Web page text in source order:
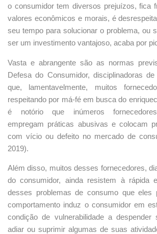
o consumidor tem diversos prejuízos, fica
valores econômicos e morais, é
seu tempo para solucionar o problema, ou
ser um investimento vantajoso, acaba por
Vasta e abrangente são as normas
Defesa do Consumidor, disciplinadoras
que, lamentavelmente, muitos
respeitando por má-fé em busca do
é notório que inúmeros
empregam práticas abusivas e colocam
com vício ou defeito no mercado de
2019).
Além disso, muitos desses fornecedores,
do consumidor, ainda resistem à rápida
desses problemas de consumo que eles
comportamento induz o consumidor em
condição de vulnerabilidade a
adiar ou suprimir algumas de suas